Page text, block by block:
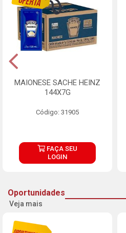
MAIONESE SACHE HEINZ
144X7G
Código: 31905
FAÇA SEU
LOGIN
Oportunidades
Veja mais